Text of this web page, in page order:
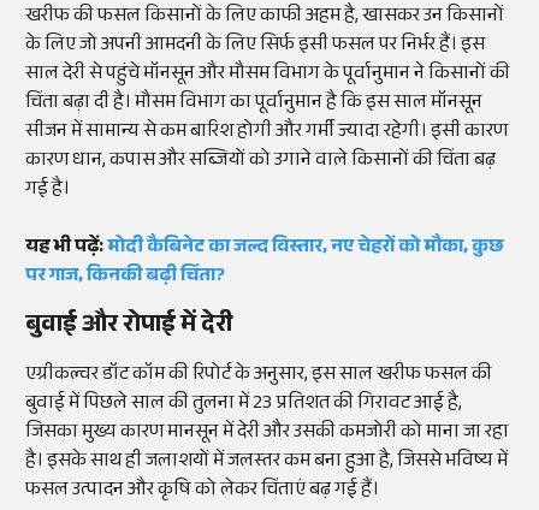
खरीफ की फसल किसानों के लिए काफी अहम है, खासकर उन किसानों
के लिए जो अपनी आमदनी के लिए सिर्फ इसी फसल पर निर्भर हैं। इस
साल देरी से पहुंचे मॉनसून और मौसम विभाग के पूर्वानुमान ने किसानों की
चिंता बढ़ा दी है। मौसम विभाग का पूर्वानुमान है कि इस साल मॉनसून
सीजन में सामान्य से कम बारिश होगी और गर्मी ज्यादा रहेगी। इसी कारण
कारण धान, कपास और सब्जियों को उगाने वाले किसानों की चिंता बढ़
गई है।
यह भी पढ़ें:मोदी कैबिनेट का जल्द विस्तार, नए चेहरों को मौका, कुछ
पर गाज, किनकी बढ़ी चिंता?
बुवाई और रोपाई में देरी
एग्रीकल्चर डॉट कॉम की रिपोर्ट के अनुसार, इस साल खरीफ फसल की
बुवाई में पिछले साल की तुलना में 23 प्रतिशत की गिरावट आई है,
जिसका मुख्य कारण मानसून में देरी और उसकी कमजोरी को माना जा रहा
है। इसके साथ ही जलाशयों में जलस्तर कम बना हुआ है, जिससे भविष्य में
फसल उत्पादन और कृषि को लेकर चिंताएं बढ़ गई हैं।